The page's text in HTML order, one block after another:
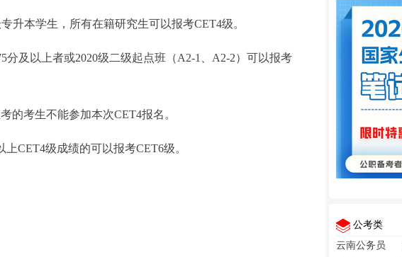
升本学生，所有在籍研究生可以报考CET4级。
分及以上者或2020级二级起点班（A2-1、A2-2）可以报考
的考生不能参加本次CET4报名。
CET4级成绩的可以报考CET6级。
公考类
云南公务员